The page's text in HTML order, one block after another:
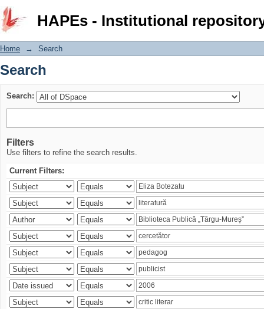
HAPEs - Institutional
Search
Home → Search
Search
Search:
Filters
Use filters to refine the search results.
Current Filters: